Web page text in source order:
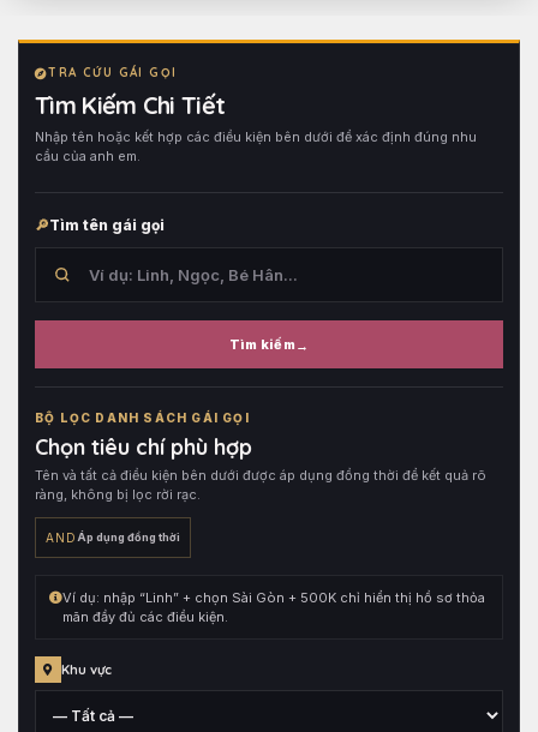
TRA CỨU GÁI GỌI
Tìm Kiếm Chi Tiết
Nhập tên hoặc kết hợp các điều kiện bên dưới để xác định đúng nhu
cầu của anh em.
Tìm tên gái gọi
Tìm kiếm
trong
tên
hồ
sơ,
đó
kết
hợp
cùng
bộ
điều
kiện
BỘ LỌC DANH SÁCH GÁI GỌI
Chọn tiêu chí phù hợp
Tên và tất cả điều kiện bên dưới được áp dụng đồng thời để kết quả rõ
ràng, không bị lọc rời rạc.
AND Áp dụng đồng thời
Ví dụ: nhập “Linh” + chọn Sài Gòn + 500K chỉ hiển thị hồ sơ thỏa
mãn đầy đủ các điều kiện.
Khu vực